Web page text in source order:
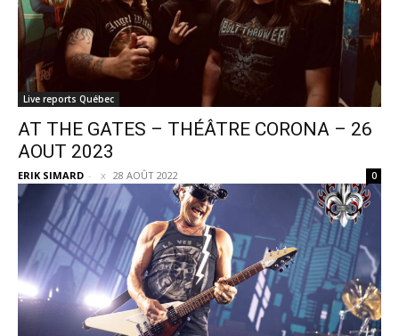
Live reports Québec
AT THE GATES – THÉÂTRE CORONA – 26
AOUT 2023
ERIK SIMARD - 28 AOÛT 2022 0